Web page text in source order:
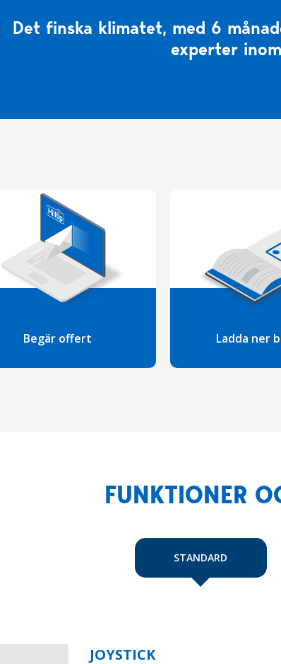
Det finska klimatet, med 6
experter
Ladda ner
Begär offert
FUNKTIONER
STANDARD
JOYSTICK